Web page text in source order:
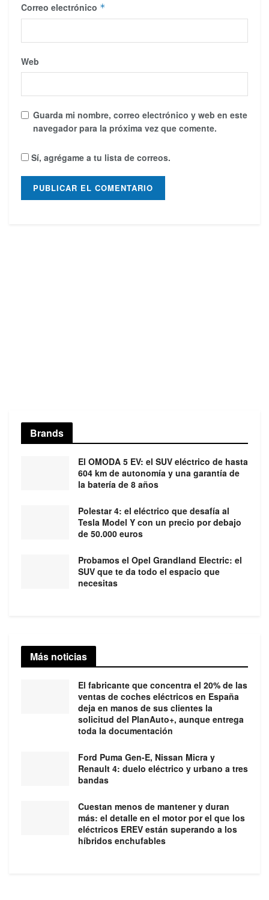
Correo electrónico *
Web
Guarda mi nombre, correo electrónico y web en este
navegador para la próxima vez que comente.
Sí, agrégame a tu lista de correos.
Brands
El OMODA 5 EV: el SUV eléctrico de hasta
604 km de autonomía y una garantía de
la batería de 8 años
Polestar 4: el eléctrico que desafía al
Tesla Model Y con un precio por debajo
de 50.000 euros
Probamos el Opel Grandland Electric: el
SUV que te da todo el espacio que
necesitas
Más noticias
El fabricante que concentra el 20% de las
ventas de coches eléctricos en España
deja en manos de sus clientes la
solicitud del PlanAuto+, aunque entrega
toda la documentación
Ford Puma Gen-E, Nissan Micra y
Renault 4: duelo eléctrico y urbano a tres
bandas
Cuestan menos de mantener y duran
más: el detalle en el motor por el que los
eléctricos EREV están superando a los
híbridos enchufables